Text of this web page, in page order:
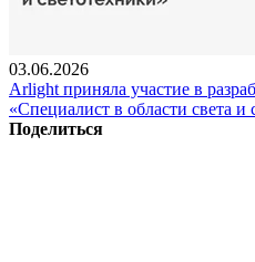
03.06.2026
Arlight приняла участие в
«Специалист в области света и
Поделиться